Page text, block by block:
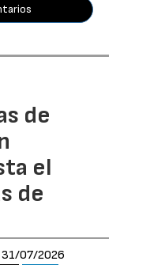
de
el
de
31/07/2026